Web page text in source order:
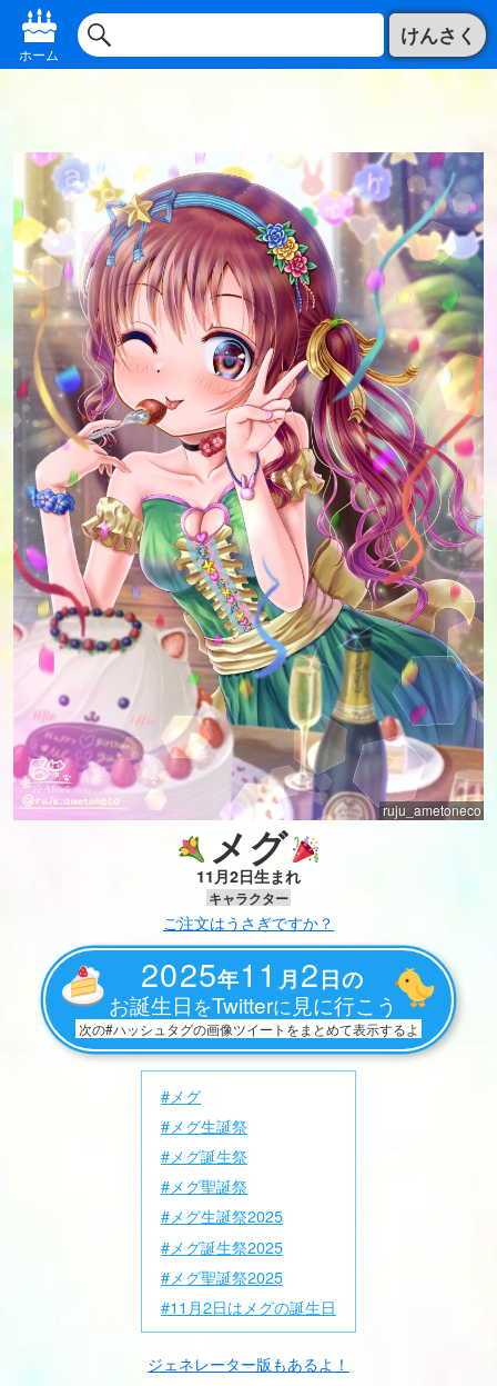
ホーム
けんさく
ruju_ametoneco
メグ
11月2日生まれ
キャラクター
ご注文はうさぎですか？
2025年11 月2日の
お誕生日 をTwitterに 見に行こう
次の#ハッシュタグの画像ツイートをまとめて表示するよ
#メグ
#メグ生誕祭
#メグ誕生祭
#メグ聖誕祭
#メグ生誕祭2025
#メグ誕生祭2025
#メグ聖誕祭2025
#11月2日はメグの誕生日
ジェネレーター版もあるよ！